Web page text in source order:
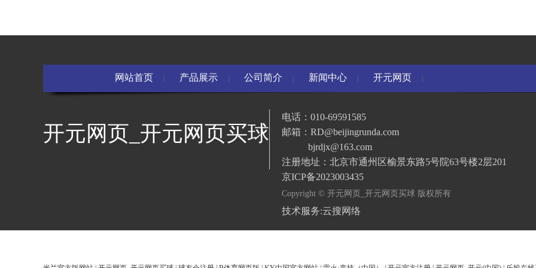
网站首页 产品展示 公司简介 新闻中心 开元网页
页买球
开元网页_开元网页买球
电话：010-69591585
邮箱：RD@beijingrunda.com
bjrdjx@163.com
注册地址：北京市通州区榆景东路5号院63号楼2层201
京ICP备2023003435
Copyright © 开元网页_开元网页买球 版权所有
技术服务:云搜网络